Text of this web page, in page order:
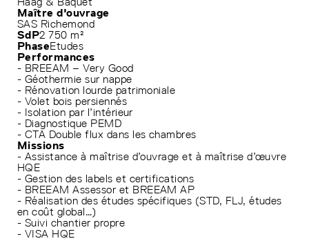
Maître d'ouvrage
SAS Richemond
SdP2 750 m²
PhaseEtudes
Performances
- BREEAM – Very Good
- Géothermie sur nappe
- Rénovation lourde patrimoniale
- Volet bois persiennés
- Isolation par l’intérieur
- Diagnostique PEMD
- CTA Double flux dans les chambres
Missions
- Assistance à maîtrise d’ouvrage et à maîtrise d’œuvre
HQE
- Gestion des labels et certifications
- BREEAM Assessor et BREEAM AP
- Réalisation des études spécifiques (STD, FLJ, études
en coût global…)
- Suivi chantier propre
- VISA HQE